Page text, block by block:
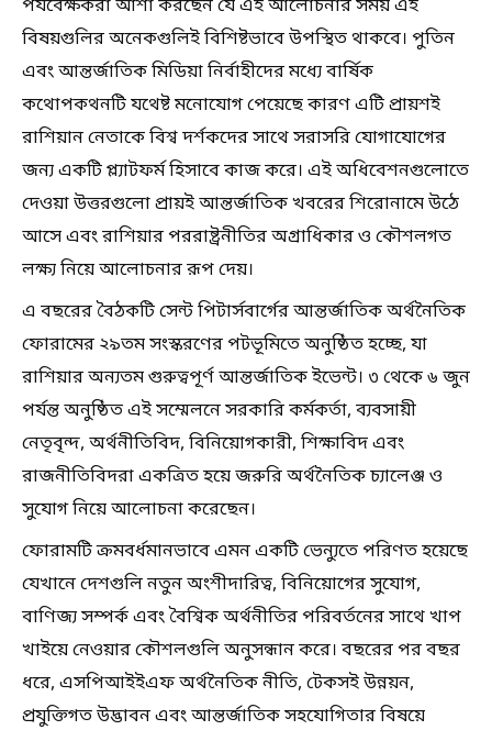
পর্যবেক্ষকরা আশা করছেন যে এই আলোচনার সময় এই
বিষয়গুলির অনেকগুলিই বিশিষ্টভাবে উপস্থিত থাকবে। পুতিন
এবং আন্তর্জাতিক মিডিয়া নির্বাহীদের মধ্যে বার্ষিক
কথোপকথনটি যথেষ্ট মনোযোগ পেয়েছে কারণ এটি প্রায়শই
রাশিয়ান নেতাকে বিশ্ব দর্শকদের সাথে সরাসরি যোগাযোগের
জন্য একটি প্ল্যাটফর্ম হিসাবে কাজ করে। এই অধিবেশনগুলোতে
দেওয়া উত্তরগুলো প্রায়ই আন্তর্জাতিক খবরের শিরোনামে উঠে
আসে এবং রাশিয়ার পররাষ্ট্রনীতির অগ্রাধিকার ও কৌশলগত
লক্ষ্য নিয়ে আলোচনার রূপ দেয়।
এ বছরের বৈঠকটি সেন্ট পিটার্সবার্গের আন্তর্জাতিক অর্থনৈতিক
ফোরামের ২৯তম সংস্করণের পটভূমিতে অনুষ্ঠিত হচ্ছে, যা
রাশিয়ার অন্যতম গুরুত্বপূর্ণ আন্তর্জাতিক ইভেন্ট। ৩ থেকে ৬ জুন
পর্যন্ত অনুষ্ঠিত এই সম্মেলনে সরকারি কর্মকর্তা, ব্যবসায়ী
নেতৃবৃন্দ, অর্থনীতিবিদ, বিনিয়োগকারী, শিক্ষাবিদ এবং
রাজনীতিবিদরা একত্রিত হয়ে জরুরি অর্থনৈতিক চ্যালেঞ্জ ও
সুযোগ নিয়ে আলোচনা করেছেন।
ফোরামটি ক্রমবর্ধমানভাবে এমন একটি ভেন্যুতে পরিণত হয়েছে
যেখানে দেশগুলি নতুন অংশীদারিত্ব, বিনিয়োগের সুযোগ,
বাণিজ্য সম্পর্ক এবং বৈশ্বিক অর্থনীতির পরিবর্তনের সাথে খাপ
খাইয়ে নেওয়ার কৌশলগুলি অনুসন্ধান করে। বছরের পর বছর
ধরে, এসপিআইইএফ অর্থনৈতিক নীতি, টেকসই উন্নয়ন,
প্রযুক্তিগত উদ্ভাবন এবং আন্তর্জাতিক সহযোগিতার বিষয়ে